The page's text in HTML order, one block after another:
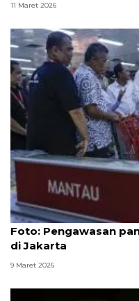
11 Maret 2026
Foto
Foto: Pengawasan
di Jakarta
9 Maret 2026